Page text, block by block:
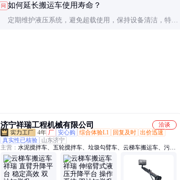
问 如何延长搬运车使用寿命？
定期维护液压系统，避免超载使用，保持设备清洁，特别
济宁祥瑞工程机械有限公司
洽谈
4年 厂 安心购 综合体验L1 回复及时 出价迅速
真实性已核验
山东济宁
主营： 水泥搅拌车、五轮搅拌车、垃圾勾臂车、云梯车搬运车、污水
处理车、混凝土搅拌车、干湿两用吸尘车